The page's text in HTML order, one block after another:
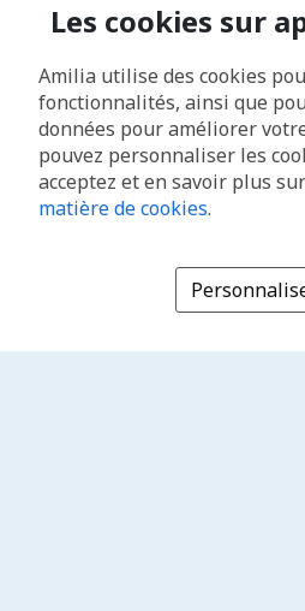
Les cookies sur
Amilia utilise des cookies
fonctionnalités, ainsi que
données pour améliorer
pouvez personnaliser les
acceptez et en savoir plus
matière de cookies.